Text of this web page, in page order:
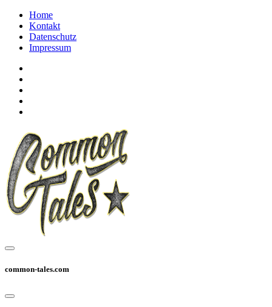
Home
Kontakt
Datenschutz
Impressum
common-tales.com